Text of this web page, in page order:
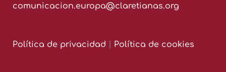
comunicacion.europa@claretianas.org
Política de privacidad Política de cookies